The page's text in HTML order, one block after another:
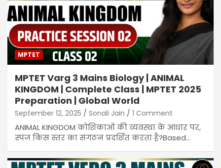
MPTET
MPTET Varg 3 Mains Biology | ANIMAL
KINGDOM | Complete Class | MPTET 2025
Preparation | Global World
September 12, 2025 Sonali Jain 1 Comment
ANIMAL KINGDOM कोशिकाओं की व्यवस्था के आधार पर,
स्पंज किस स्तर का संगठन प्रदर्शित करता है?Based…